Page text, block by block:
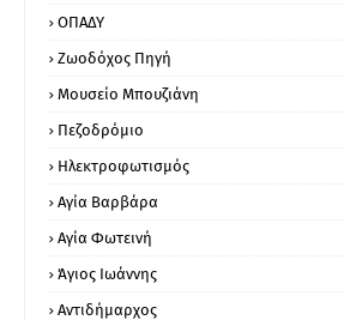
ΟΠΑΔΥ
Ζωοδόχος Πηγή
Μουσείο Μπουζιάνη
Πεζοδρόμιο
Ηλεκτροφωτισμός
Αγία Βαρβάρα
Αγία Φωτεινή
Άγιος Ιωάννης
Αντιδήμαρχος